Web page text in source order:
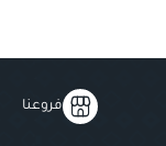
فروعنا